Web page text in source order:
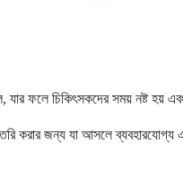
ফলে চিকিৎসকদের সময় নষ্ট হয়
করার জন্য যা আসলে ব্যবহারযোগ্য